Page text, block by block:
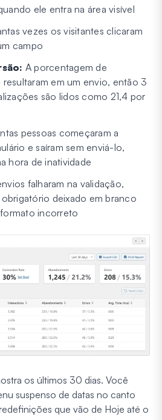
ele entra na área visível
vezes os visitantes clicaram
campo
A porcentagem de
em um envio, então 3
são lidos como 21,4 por
pessoas começaram a
e saíram sem enviá-lo,
hora de inatividade
falharam na validação,
deixado em branco
incorreto
os últimos 30 dias. Você
suspenso de datas no canto
que vão de Hoje até o